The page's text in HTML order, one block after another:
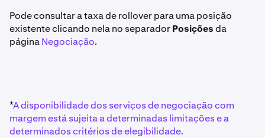
Pode consultar a taxa de rollover para uma posição
existente clicando nela no separadorPosiçõesda
páginaNegociação.
*A disponibilidade dos serviços de negociação com
margem está sujeita a determinadas limitações e a
determinados critérios de elegibilidade.